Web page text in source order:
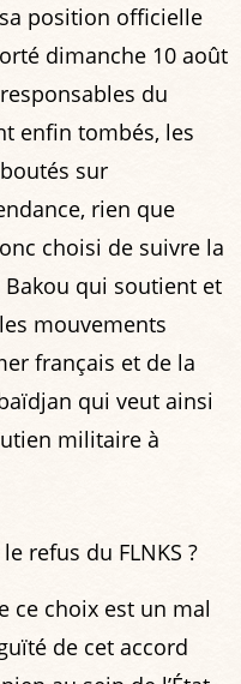
position officielle
dimanche 10 août
du
enfin tombés, les
sur
rien que
choisi de suivre la
Bakou qui soutient et
mouvements
français et de la
qui veut ainsi
militaire à
refus du FLNKS ?
ce choix est un mal
de cet accord